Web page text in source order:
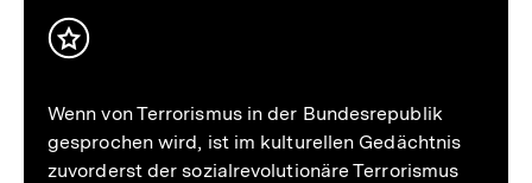
Inhalt
Wenn von Terrorismus in der Bundesrepublik
gesprochen wird, ist im kulturellen Gedächtnis
zuvorderst der sozialrevolutionäre Terrorismus